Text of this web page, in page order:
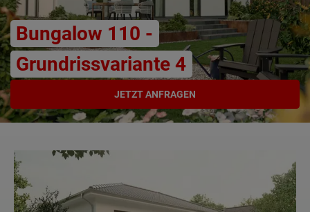
Bungalow 110 -
Grundrissvariante 4
JETZT ANFRAGEN